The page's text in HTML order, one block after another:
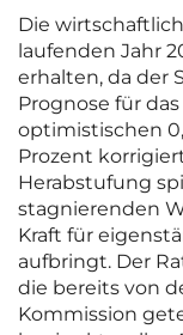
Die
laufenden Jahr
erhalten, da der
Prognose für
optimistischen
Prozent
Herabstufung
stagnierenden
Kraft für
aufbringt. Der
die bereits von
Kommission